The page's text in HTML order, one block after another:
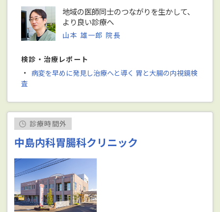
地域の医師同士のつながりを生かして、
より良い診療へ
山本 雄一郎 院長
検診・治療レポート
・ 病変を早めに発見し治療へと導く 胃と大腸の内視鏡検
査
診療時間外
中島内科胃腸科クリニック